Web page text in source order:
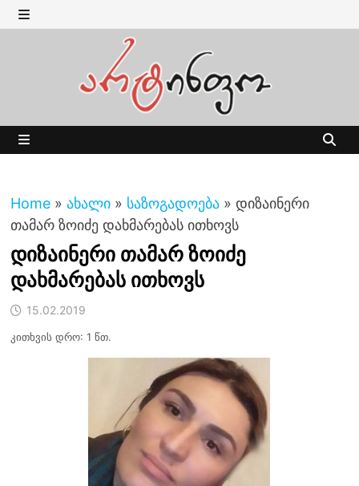
Skip
to MENU
Home » ახალი » საზოგადოება » დიზაინერი
თამარ ზოიძე დახმარებას ითხოვს
დიზაინერი თამარ ზოიძე
დახმარებას ითხოვს
15.02.2019
კითხვის დრო: 1 წთ.